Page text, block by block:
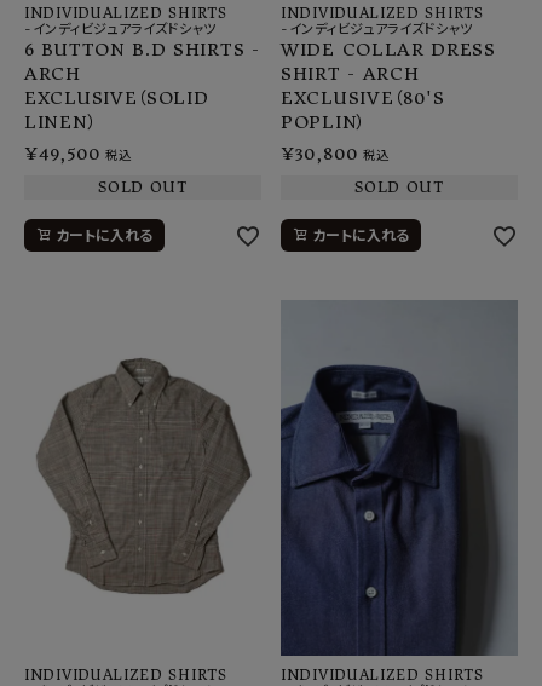
INDIVIDUALIZED SHIRTS
-インディビジュアライズドシャツ
6 BUTTON B.D SHIRTS -
ARCH
EXCLUSIVE（SOLID
LINEN）
¥49,500 税込
SOLD OUT
カートに入れる
INDIVIDUALIZED SHIRTS
-インディビジュアライズドシャツ
WIDE COLLAR DRESS
SHIRT - ARCH
EXCLUSIVE（80'S
POPLIN）
¥30,800 税込
SOLD OUT
カートに入れる
INDIVIDUALIZED SHIRTS
INDIVIDUALIZED SHIRTS